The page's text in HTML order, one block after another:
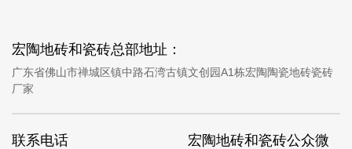
宏陶地砖和瓷砖总部地址：
广东省佛山市禅城区镇中路石湾古镇文创园A1栋宏陶陶瓷地砖瓷砖
厂家
联系电话
宏陶地砖和瓷砖公众微